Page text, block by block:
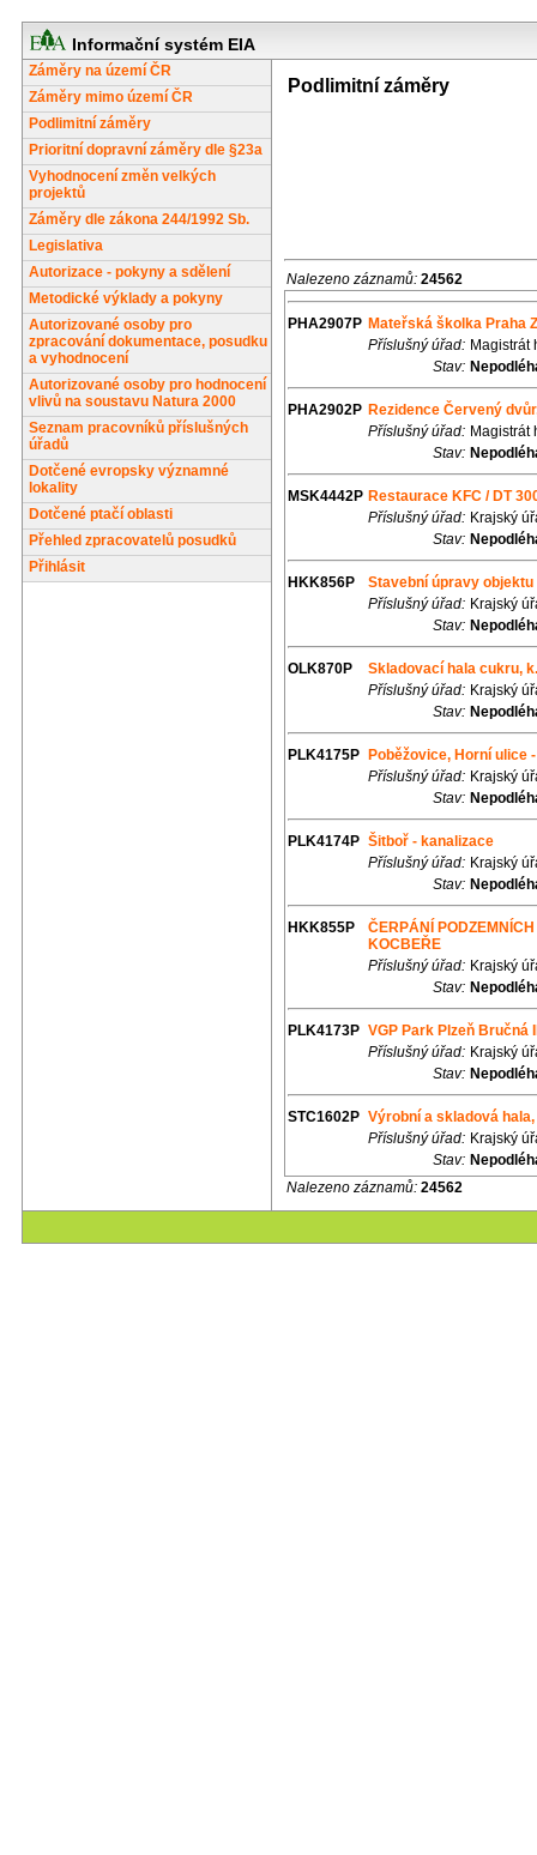
Informační systém EIA
Záměry na území ČR
Záměry mimo území ČR
Podlimitní záměry
Prioritní dopravní záměry dle §23a
Vyhodnocení změn velkých
projektů
Záměry dle zákona 244/1992 Sb.
Legislativa
Autorizace - pokyny a sdělení
Metodické výklady a pokyny
Autorizované osoby pro
zpracování dokumentace, posudku
a vyhodnocení
Autorizované osoby pro hodnocení
vlivů na soustavu Natura 2000
Seznam pracovníků příslušných
úřadů
Dotčené evropsky významné
lokality
Dotčené ptačí oblasti
Přehled zpracovatelů posudků
Přihlásit
Podlimitní záměry
Nalezeno záznamů: 24562
PHA2907P Mateřská školka Praha
Příslušný úřad: Magistrát
Stav:
PHA2902P Rezidence Červený
Příslušný úřad: Magistrát
Stav:
MSK4442P Restaurace KFC / DT
Příslušný úřad: Krajský
Stav:
HKK856P
Stavební úpravy objektu
Příslušný úřad: Krajský
Stav:
OLK870P
Skladovací hala cukru,
Příslušný úřad: Krajský
Stav:
PLK4175P
Poběžovice, Horní ulice
Příslušný úřad: Krajský
Stav:
PLK4174P Šitboř - kanalizace
Příslušný úřad: Krajský
Stav:
HKK855P
ČERPÁNÍ
KOCBEŘE
Příslušný úřad: Krajský
Stav:
PLK4173P VGP Park Plzeň Bručná
Příslušný úřad: Krajský
Stav:
STC1602P Výrobní a skladová
Příslušný úřad: Krajský
Stav:
Nalezeno záznamů: 24562